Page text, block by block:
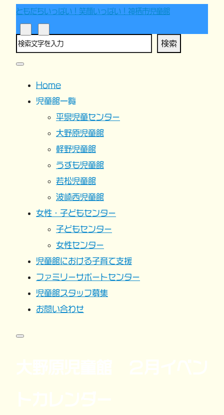
ともだちいっぱい！笑顔いっぱい！神栖市児童館
検索
Home
児童館一覧
平泉児童センター
大野原児童館
軽野児童館
うずも児童館
若松児童館
波崎西児童館
女性・子どもセンター
子どもセンター
女性センター
児童館における子育て支援
ファミリーサポートセンター
児童館スタッフ募集
お問い合わせ